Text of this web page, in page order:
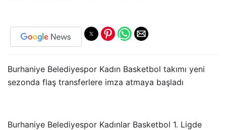
Burhaniye Belediyespor Kadın Basketbol takımı yeni
sezonda flaş transferlere imza atmaya başladı
Burhaniye Belediyespor Kadınlar Basketbol 1. Ligde